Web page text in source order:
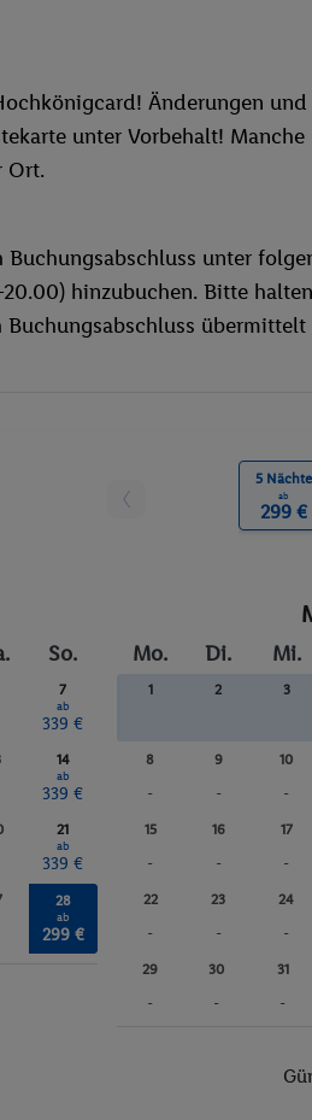
Änderungen
unter Vorbehalt!
Ort.
Buchungsabschluss unter
hinzubuchen. Bitte
übermittelt
5 Nächte
ab
299 €
So.
7
ab
339 €
14
ab
339 €
21
ab
339 €
28
ab
299 €
Mo. Di. Mi.
1 2 3
8
-
9
-
10
-
15
-
16
-
17
-
22
-
23
-
24
-
29
-
30
-
31
-